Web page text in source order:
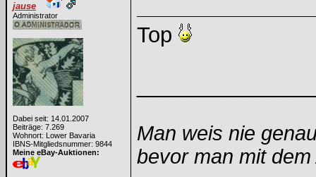
jause
Administrator
Dabei seit: 14.01.2007
Beiträge: 7.269
Wohnort: Lower Bavaria
IBNS-Mitgliedsnummer: 9844
Meine eBay-Auktionen:
Top
Man weis nie
bevor man mit